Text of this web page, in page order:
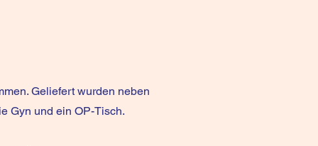
Geliefert wurden neben
Gyn und ein OP-Tisch.